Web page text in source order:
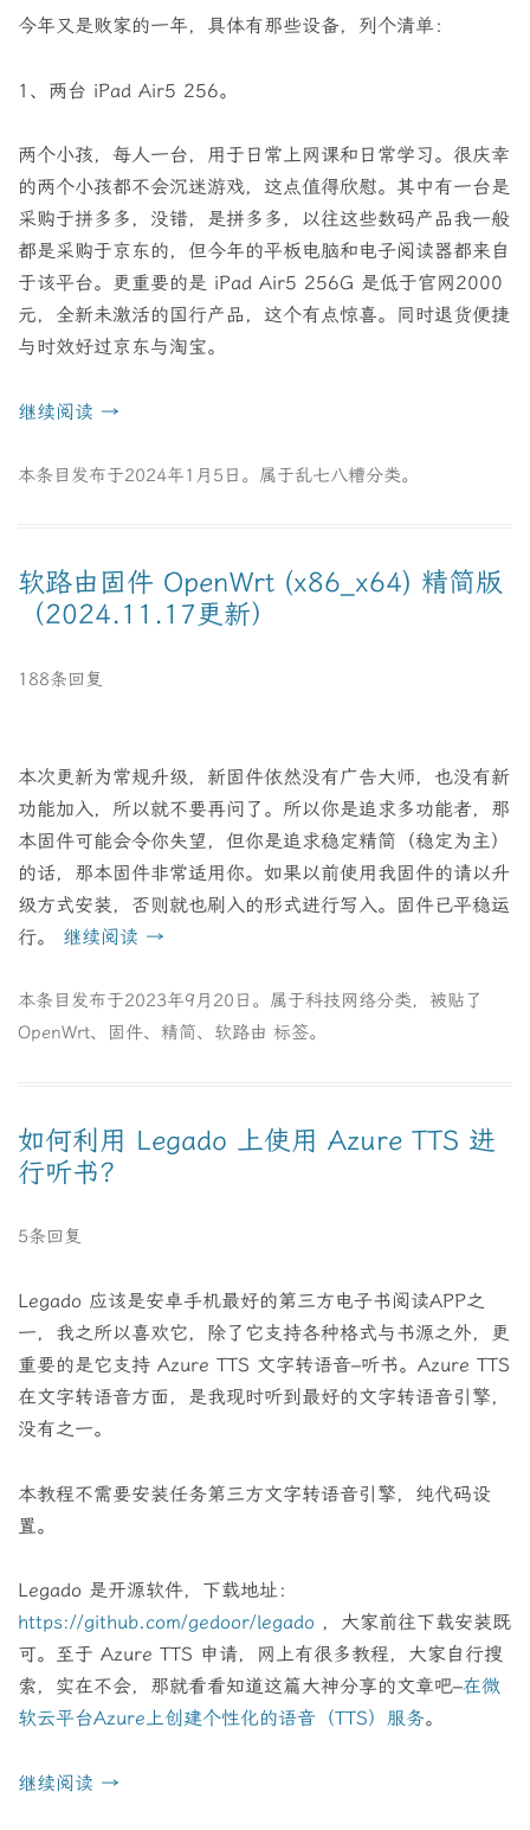
今年又是败家的一年，具体有那些设备，列个清单：
1、两台 iPad Air5 256。
两个小孩，每人一台，用于日常上网课和日常学习。很庆幸
的两个小孩都不会沉迷游戏，这点值得欣慰。其中有一台是
采购于拼多多，没错，是拼多多，以往这些数码产品我一般
都是采购于京东的，但今年的平板电脑和电子阅读器都来自
于该平台。更重要的是 iPad Air5 256G 是低于官网2000
元，全新未激活的国行产品，这个有点惊喜。同时退货便捷
与时效好过京东与淘宝。
继续阅读 →
本条目发布于2024年1月5日 。属于乱七八糟分类。
软路由固件 OpenWrt (x86_x64) 精简版
（2024.11.17更新）
188条回复
本次更新为常规升级，新固件依然没有广告大师，也没有新
功能加入，所以就不要再问了。所以你是追求多功能者，那
本固件可能会令你失望，但你是追求稳定精简（稳定为主）
的话，那本固件非常适用你。如果以前使用我固件的请以升
级方式安装，否则就也刷入的形式进行写入。固件已平稳运
行。 继续阅读 →
本条目发布于2023年9月20日 。属于科技网络分类，被贴了
OpenWrt、 固件、 精简、 软路由 标签。
如何利用 Legado 上使用 Azure TTS 进
行听书？
5条回复
Legado 应该是安卓手机最好的第三方电子书阅读APP之
一，我之所以喜欢它，除了它支持各种格式与书源之外，更
重要的是它支持 Azure TTS 文字转语音–听书。Azure TTS
在文字转语音方面，是我现时听到最好的文字转语音引擎，
没有之一。
本教程不需要安装任务第三方文字转语音引擎，纯代码设
置。
Legado 是开源软件，下载地址：
https://github.com/gedoor/legado ，大家前往下载安装既
可。至于 Azure TTS 申请，网上有很多教程，大家自行搜
索，实在不会，那就看看知道这篇大神分享的文章吧–在微
软云平台Azure上创建个性化的语音（TTS）服务。
继续阅读 →